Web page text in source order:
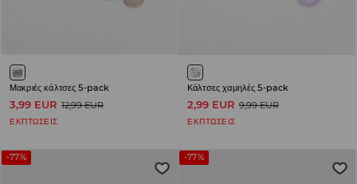
Μακριές κάλτσες 5-pack
3,99 EUR 12,99 EUR
ΕΚΠΤΩΣΕΙΣ
Κάλτσες χαμηλές 5-pack
2,99 EUR 9,99 EUR
ΕΚΠΤΩΣΕΙΣ
-77% -77%